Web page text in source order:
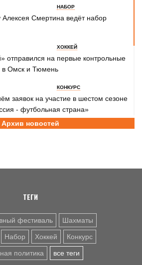
НАБОР
Смертина ведёт набор
ХОККЕЙ
отправился на первые контрольные
в Омск и Тюмень
КОНКУРС
заявок на участие в шестом сезоне
- футбольная страна»
СПОРТИВНАЯ ПОЛИТИКА
ГРЕБЛЯ НА БАЙДАРКАХ И КАНОЭ
Архив новостей
ТЕГИ
фестиваль Шахматы
Набор Хоккей Конкурс
политика все теги